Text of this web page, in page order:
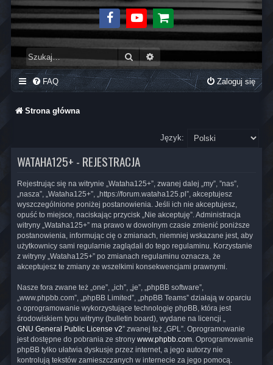
FacebookYoutubeSklep
Szukaj
FAQ Zaloguj się
Strona główna
Język:
WATAHA125+ - REJESTRACJA
Rejestrując się na witrynie „Wataha125+”, zwanej dalej „my”, ”nas”,
„nasza”, „Wataha125+”, „https://forum.wataha125.pl”, akceptujesz
wyszczególnione poniżej postanowienia. Jeśli ich nie akceptujesz,
opuść to miejsce, naciskając przycisk „Nie akceptuję”. Administracja
witryny „Wataha125+” ma prawo w dowolnym czasie zmienić poniższe
postanowienia, informując cię o zmianach, niemniej wskazane jest, aby
użytkownicy sami regularnie zaglądali do tego regulaminu. Korzystanie
z witryny „Wataha125+” po zmianach regulaminu oznacza, że
akceptujesz te zmiany ze wszelkimi konsekwencjami prawnymi.
Nasze fora zwane też „one”, „ich”, „je”, „phpBB software”,
„www.phpbb.com”, „phpBB Limited”, „phpBB Teams” działają w oparciu
o oprogramowanie wykorzystujące technologię phpBB, która jest
środowiskiem typu witryny (bulletin board), wydane na licencji „
GNU General Public License v2” zwanej też „GPL”. Oprogramowanie
jest dostępne do pobrania ze strony www.phpbb.com . Oprogramowanie
phpBB tylko ułatwia dyskusje przez internet, a jego autorzy nie
kontrolują tekstów zamieszczanych w internecie za jego pomocą.